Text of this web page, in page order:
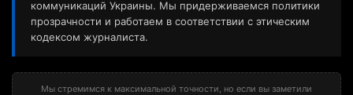
коммуникаций Украины. Мы придерживаемся политики
прозрачности и работаем в соответствии с этическим
кодексом журналиста.
Мы стремимся к максимальной точности, но если вы заметили